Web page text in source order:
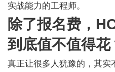
实战能力的工程师。
除了报名费，
到底值不值得花
真正让很多人犹豫的，其实